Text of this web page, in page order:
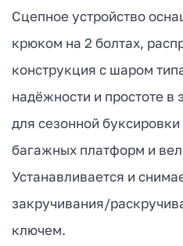
Сцепное устройство
крюком на 2 болтах,
конструкция с шаром
надёжности и простоте в
для сезонной
багажных платформ и
Устанавливается и
закручивания/
ключем.